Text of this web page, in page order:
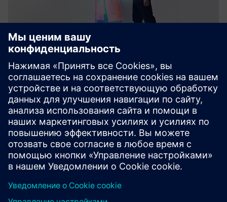
targenio Assistance Platform
The targenio Assistant Platform lets companies build and
run assistants with adaptive skills. Low-code setup,
human-in-the-loop training and system integration help
assistants improve and scale automation across customer
and inter...
Узнайте больше